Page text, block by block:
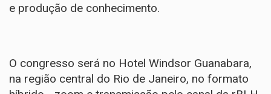
e produção de conhecimento.
O congresso será no Hotel Windsor Guanabara,
na região central do Rio de Janeiro, no formato